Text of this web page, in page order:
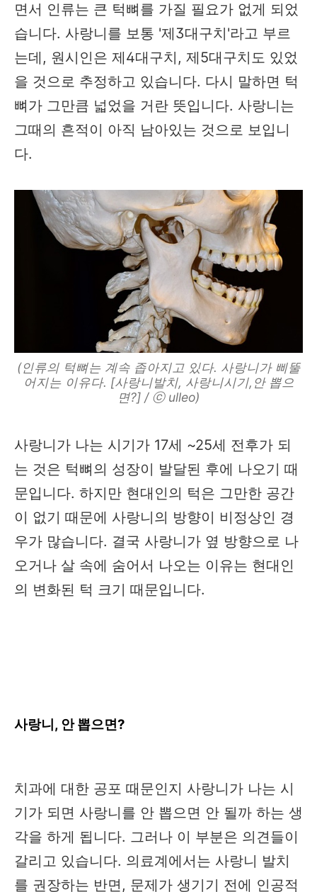
면서 인류는 큰 턱뼈를 가질 필요가 없게 되었
습니다. 사랑니를 보통 '제3대구치'라고 부르
는데, 원시인은 제4대구치, 제5대구치도 있었
을 것으로 추정하고 있습니다. 다시 말하면 턱
뼈가 그만큼 넓었을 거란 뜻입니다. 사랑니는
그때의 흔적이 아직 남아있는 것으로 보입니
다.
(인류의 턱뼈는 계속 좁아지고 있다. 사랑니가 삐뚤
어지는 이유다. [사랑니발치, 사랑니시기,안 뽑으
면?] / ⓒ ulleo)
사랑니가 나는 시기가 17세 ~25세 전후가 되
는 것은 턱뼈의 성장이 발달된 후에 나오기 때
문입니다. 하지만 현대인의 턱은 그만한 공간
이 없기 때문에 사랑니의 방향이 비정상인 경
우가 많습니다. 결국 사랑니가 옆 방향으로 나
오거나 살 속에 숨어서 나오는 이유는 현대인
의 변화된 턱 크기 때문입니다.
사랑니, 안 뽑으면?
치과에 대한 공포 때문인지 사랑니가 나는 시
기가 되면 사랑니를 안 뽑으면 안 될까 하는 생
각을 하게 됩니다. 그러나 이 부분은 의견들이
갈리고 있습니다. 의료계에서는 사랑니 발치
를 권장하는 반면, 문제가 생기기 전에 인공적